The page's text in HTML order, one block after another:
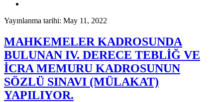
Yayınlanma tarihi: May 11, 2022
MAHKEMELER KADROSUNDA
BULUNAN IV. DERECE TEBLİĞ VE
İCRA MEMURU KADROSUNUN
SÖZLÜ SINAVI (MÜLAKAT)
YAPILIYOR.